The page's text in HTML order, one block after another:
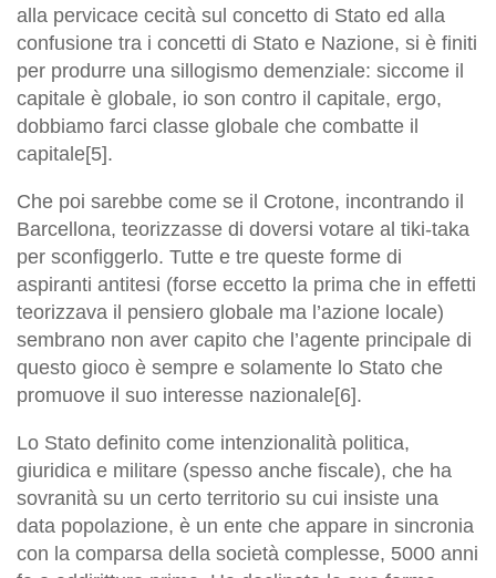
alla pervicace cecità sul concetto di Stato ed alla
confusione tra i concetti di Stato e Nazione, si è finiti
per produrre una sillogismo demenziale: siccome il
capitale è globale, io son contro il capitale, ergo,
dobbiamo farci classe globale che combatte il
capitale[5].
Che poi sarebbe come se il Crotone, incontrando il
Barcellona, teorizzasse di doversi votare al tiki-taka
per sconfiggerlo. Tutte e tre queste forme di
aspiranti antitesi (forse eccetto la prima che in effetti
teorizzava il pensiero globale ma l’azione locale)
sembrano non aver capito che l’agente principale di
questo gioco è sempre e solamente lo Stato che
promuove il suo interesse nazionale[6].
Lo Stato definito come intenzionalità politica,
giuridica e militare (spesso anche fiscale), che ha
sovranità su un certo territorio su cui insiste una
data popolazione, è un ente che appare in sincronia
con la comparsa della società complesse, 5000 anni